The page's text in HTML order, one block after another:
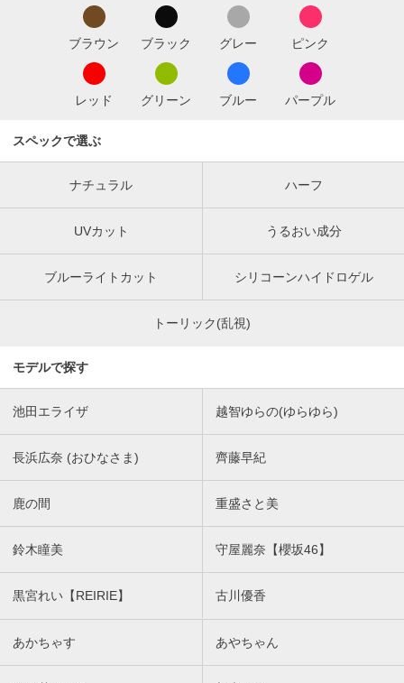
ブラウン ブラック グレー ピンク
レッド グリーン ブルー パープル
スペックで選ぶ
ナチュラル ハーフ
UVカット うるおい成分
ブルーライトカット シリコーンハイドロゲル
トーリック(乱視)
モデルで探す
池田エライザ 越智ゆらの(ゆらゆら)
長浜広奈 (おひなさま) 齊藤早紀
鹿の間 重盛さと美
鈴木瞳美 守屋麗奈【櫻坂46】
黒宮れい【REIRIE】 古川優香
あかちゃす あやちゃん